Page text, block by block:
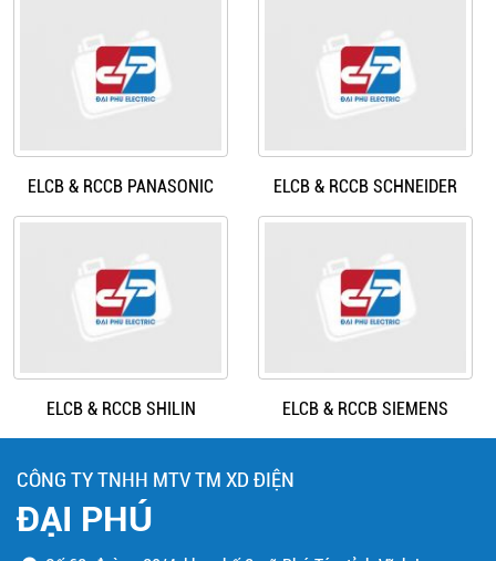
ELCB & RCCB PANASONIC ELCB & RCCB SCHNEIDER
ELCB & RCCB SHILIN ELCB & RCCB SIEMENS
CÔNG TY TNHH MTV TM XD ĐIỆN
ĐẠI PHÚ